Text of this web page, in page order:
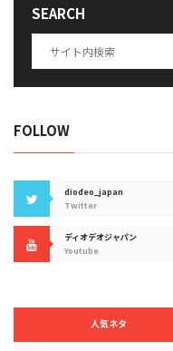
SEARCH
FOLLOW
diodeo_japan
Twitter
ディオデオジャパン
Youtube
人気ネタ